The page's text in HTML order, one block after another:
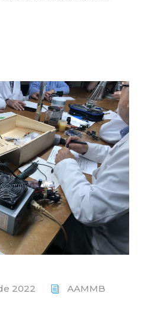
2022
AAMMB